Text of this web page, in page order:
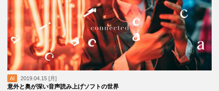
AI 2019.04.15 [月]
意外と奥が深い音声読み上げソフトの世界